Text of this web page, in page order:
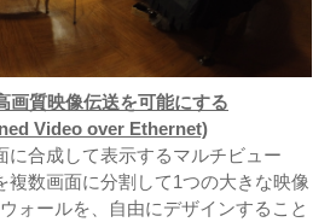
画質映像伝送を可能にする
Video over Ethernet)
に合成して表示するマルチビュー
複数画面に分割して1つの大きな映像
ォールを、自由にデザインすること